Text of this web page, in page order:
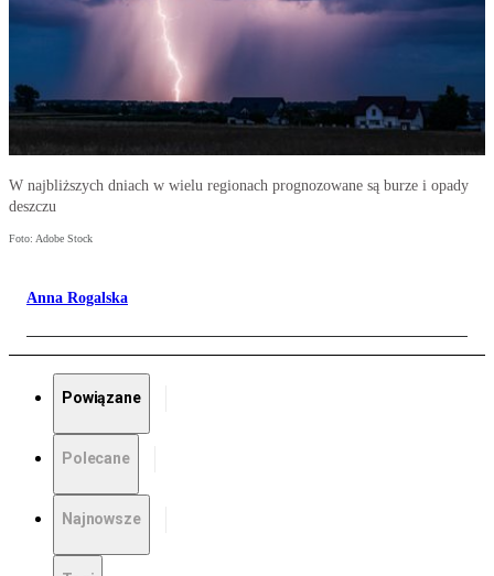
W najbliższych dniach w wielu regionach prognozowane są burze i opady
deszczu
Foto: Adobe Stock
Anna Rogalska
Powiązane
Polecane
Najnowsze